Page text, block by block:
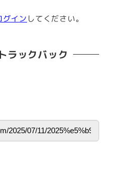
グイン してください。
ラックバック